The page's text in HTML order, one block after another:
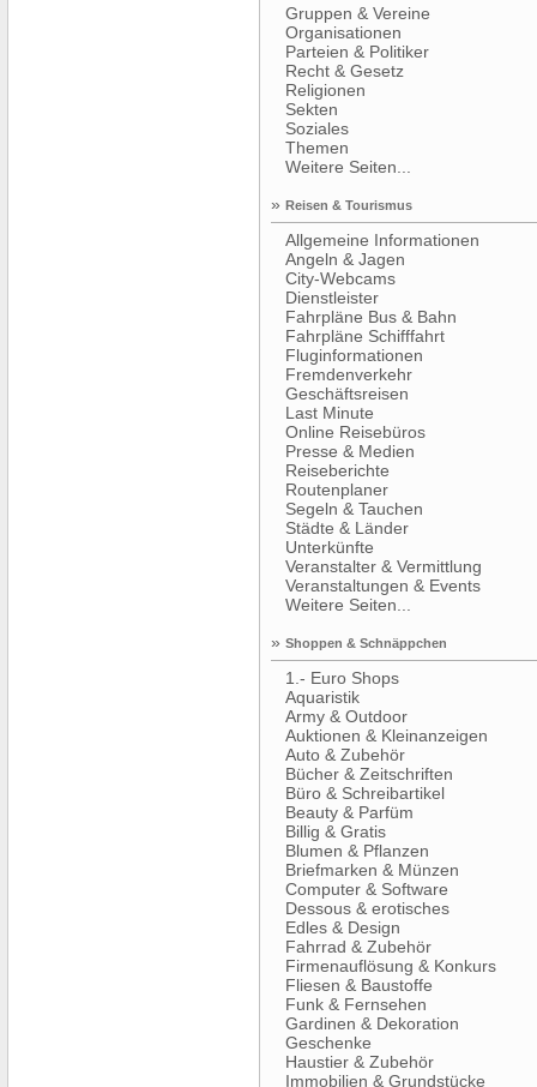
Gruppen & Vereine
Organisationen
Parteien & Politiker
Recht & Gesetz
Religionen
Sekten
Soziales
Themen
Weitere Seiten...
» Reisen & Tourismus
Allgemeine Informationen
Angeln & Jagen
City-Webcams
Dienstleister
Fahrpläne Bus & Bahn
Fahrpläne Schifffahrt
Fluginformationen
Fremdenverkehr
Geschäftsreisen
Last Minute
Online Reisebüros
Presse & Medien
Reiseberichte
Routenplaner
Segeln & Tauchen
Städte & Länder
Unterkünfte
Veranstalter & Vermittlung
Veranstaltungen & Events
Weitere Seiten...
» Shoppen & Schnäppchen
1.- Euro Shops
Aquaristik
Army & Outdoor
Auktionen & Kleinanzeigen
Auto & Zubehör
Bücher & Zeitschriften
Büro & Schreibartikel
Beauty & Parfüm
Billig & Gratis
Blumen & Pflanzen
Briefmarken & Münzen
Computer & Software
Dessous & erotisches
Edles & Design
Fahrrad & Zubehör
Firmenauflösung & Konkurs
Fliesen & Baustoffe
Funk & Fernsehen
Gardinen & Dekoration
Geschenke
Haustier & Zubehör
Immobilien & Grundstücke